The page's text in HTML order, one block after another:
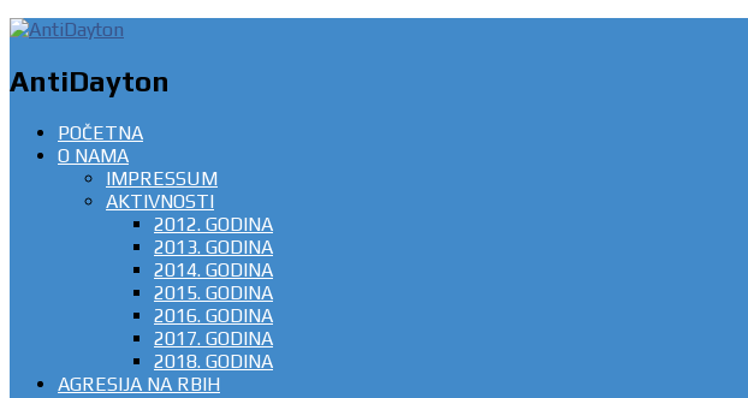
AntiDayton
POČETNA
O NAMA
IMPRESSUM
AKTIVNOSTI
2012. GODINA
2013. GODINA
2014. GODINA
2015. GODINA
2016. GODINA
2017. GODINA
2018. GODINA
AGRESIJA NA RBIH